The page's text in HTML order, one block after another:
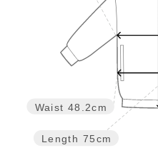
Length 75cm
Waist 48.2cm